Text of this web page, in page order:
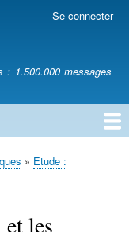
Se connecter
: 1.500.000 messages
Etude :
les